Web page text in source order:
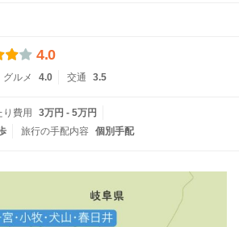
4.0
グルメ 4.0 交通 3.5
り費用
3万円 - 5万円
旅行の手配内容 個別手配